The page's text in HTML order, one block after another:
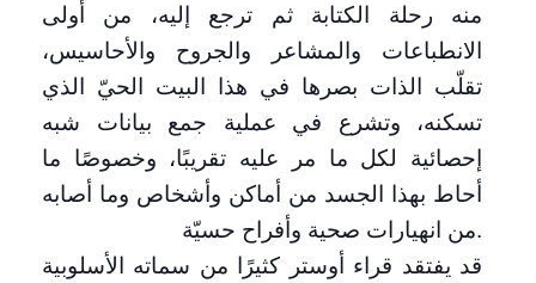
منه رحلة الكتابة ثم ترجع إليه، من أولى
الانطباعات والمشاعر والجروح والأحاسيس،
تقلّب الذات بصرها في هذا البيت الحيّ الذي
تسكنه، وتشرع في عملية جمع بيانات شبه
إحصائية لكل ما مر عليه تقريبًا، وخصوصًا ما
أحاط بهذا الجسد من أماكن وأشخاص وما أصابه
من انهيارات صحية وأفراح حسيّة.
قد يفتقد قراء أوستر كثيرًا من سماته الأسلوبية